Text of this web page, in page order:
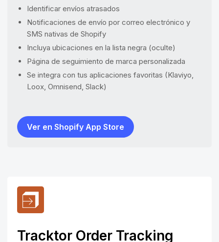
Identificar envíos atrasados
Notificaciones de envío por correo electrónico y
SMS nativas de Shopify
Incluya ubicaciones en la lista negra (oculte)
Página de seguimiento de marca personalizada
Se integra con tus aplicaciones favoritas (Klaviyo,
Loox, Omnisend, Slack)
Ver en Shopify App Store
Tracktor Order Tracking